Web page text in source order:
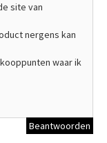
site van
nergens kan
waar ik
Beantwoorden